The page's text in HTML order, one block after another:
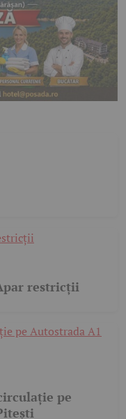
restricții
pe